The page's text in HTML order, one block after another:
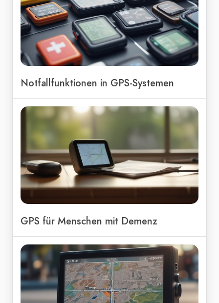
Notfallfunktionen in GPS-Systemen
GPS für Menschen mit Demenz